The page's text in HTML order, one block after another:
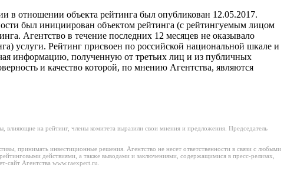
в отношении объекта рейтинга был опубликован 12.05.2017.
был инициирован объектом рейтинга (с рейтингуемым лицом
Агентство в течение последних 12 месяцев не оказывало
услуги. Рейтинг присвоен по российской национальной шкале и
информацию, полученную от третьих лиц и из публичных
и качество которой, по мнению Агентства, являются
влияющие на рейтинг, члены комитета выразили свои мнения и предложения. Председатель
принимать инвестиционные решения. Агентство не несет ответственности в связи с любыми
действиями, а также выводами и заключениями, содержащимися в пресс-релизах,
сайт Агентства www.raexpert.ru.